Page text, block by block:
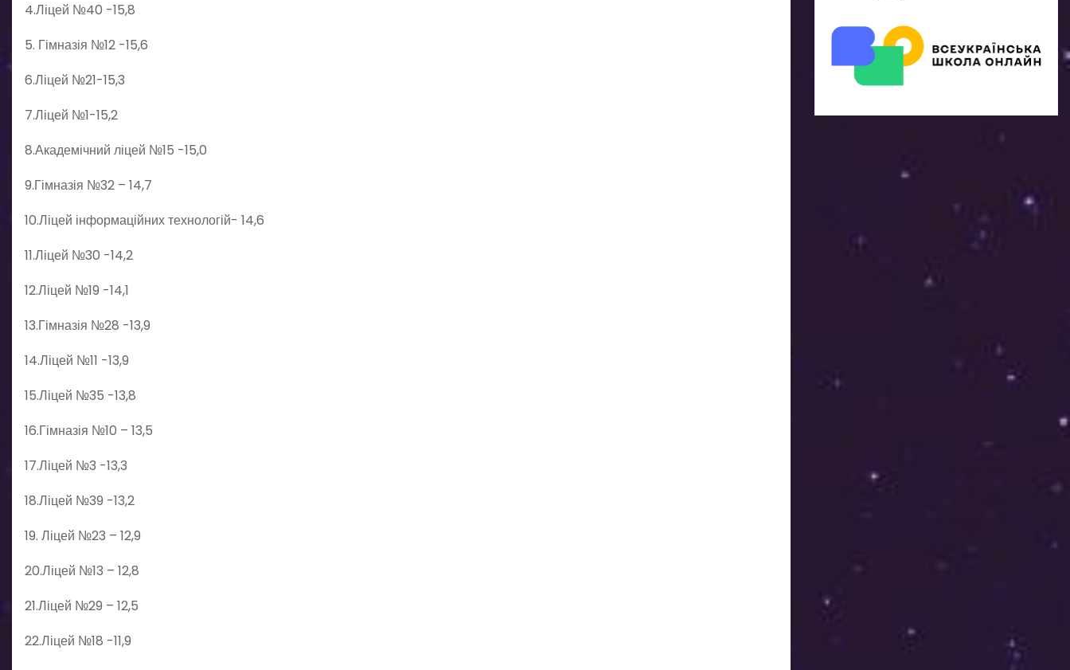
4.Ліцей №40 -15,8
5. Гімназія №12 -15,6
6.Ліцей №21-15,3
7.Ліцей №1-15,2
8.Академічний ліцей №15 -15,0
9.Гімназія №32 – 14,7
10.Ліцей інформаційних технологій- 14,6
11.Ліцей №30 -14,2
12.Ліцей №19 -14,1
13.Гімназія №28 -13,9
14.Ліцей №11 -13,9
15.Ліцей №35 -13,8
16.Гімназія №10 – 13,5
17.Ліцей №3 -13,3
18.Ліцей №39 -13,2
19. Ліцей №23 – 12,9
20.Ліцей №13 – 12,8
21.Ліцей №29 – 12,5
22.Ліцей №18 -11,9